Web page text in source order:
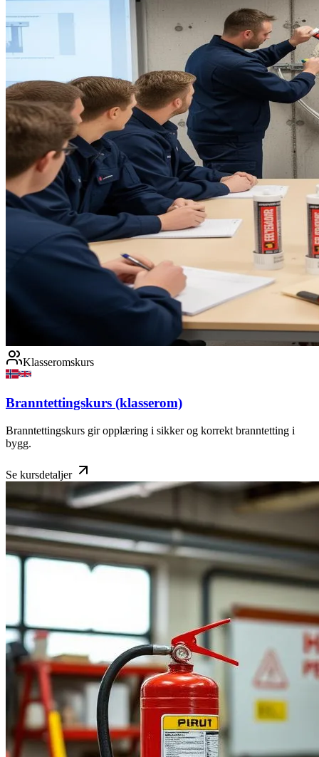
Klasseromskurs
Branntettingskurs (klasserom)
Branntettingskurs gir opplæring i sikker og korrekt branntetting i
bygg.
Se kursdetaljer